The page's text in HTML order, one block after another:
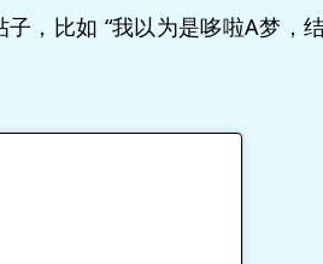
，比如 “我以为是哆啦A梦，